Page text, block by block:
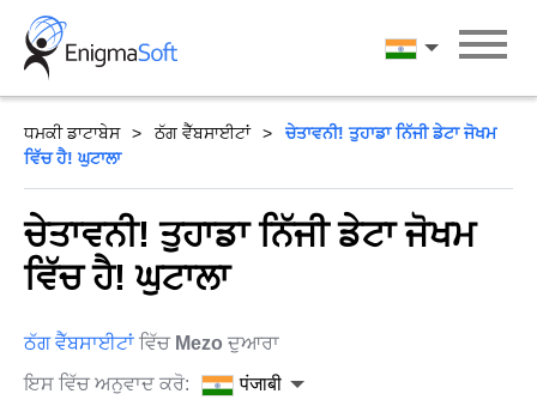
Skip
content
पंजाबी
ਧਮਕੀ ਡਾਟਾਬੇਸ ਠੱਗ ਵੈੱਬਸਾਈਟਾਂ
ਚੇਤਾਵਨੀ! ਤੁਹਾਡਾ ਨਿੱਜੀ ਡੇਟਾ ਜੋਖਮ
ਵਿੱਚ ਹੈ! ਘੁਟਾਲਾ
ਚੇਤਾਵਨੀ! ਤੁਹਾਡਾ ਨਿੱਜੀ ਡੇਟਾ ਜੋਖਮ
ਵਿੱਚ ਹੈ! ਘੁਟਾਲਾ
ਠੱਗ ਵੈੱਬਸਾਈਟਾਂ ਵਿੱਚ Mezo ਦੁਆਰਾ
ਇਸ ਵਿੱਚ ਅਨੁਵਾਦ ਕਰੋ:
पंजाबी